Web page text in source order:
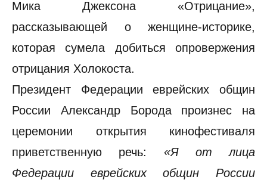
Мика Джексона «Отрицание»,
рассказывающей о женщине-историке,
которая сумела добиться опровержения
отрицания Холокоста.
Президент Федерации еврейских общин
России Александр Борода произнес на
церемонии открытия кинофестиваля
приветственную речь: «Я от лица
Федерации еврейских общин России